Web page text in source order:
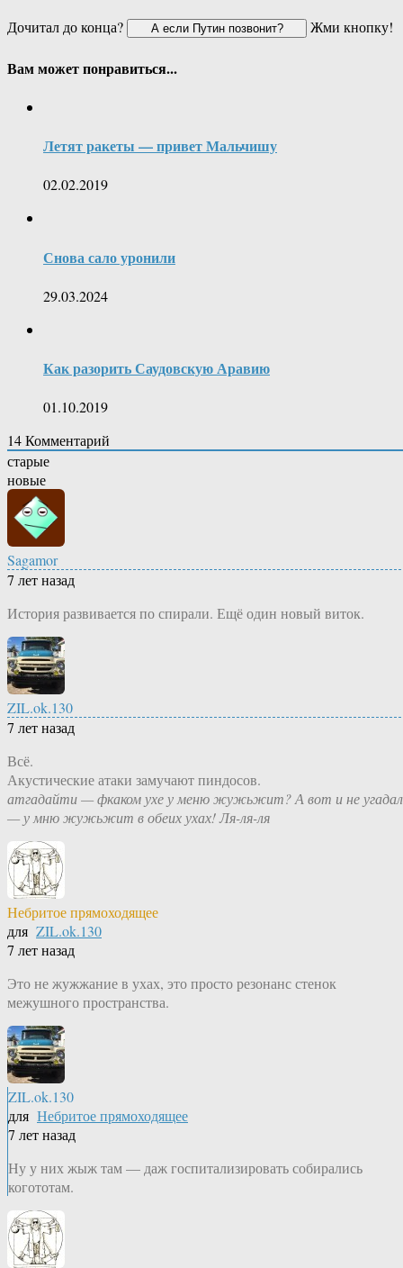
Дочитал до конца?
Жми кнопку!
Вам может понравиться...
Летят ракеты — привет Мальчишу
02.02.2019
Снова сало уронили
29.03.2024
Как разорить Саудовскую Аравию
01.10.2019
14Комментарий
старые
новые
Sagamor
7 лет назад
История развивается по спирали. Ещё один новый виток.
ZIL.ok.130
7 лет назад
Всё.
Акустические атаки замучают пиндосов.
атгадайти — фкаком ухе у меню жужьжит? А вот и не
— у мню жужьжит в обеих ухах! Ля-ля-ля
Небритое прямоходящее
для ZIL.ok.130
7 лет назад
Это не жужжание в ухах, это просто резонанс стенок
межушного пространства.
ZIL.ok.130
для Небритое прямоходящее
7 лет назад
Ну у них жыж там — даж госпитализировать собирались
когототам.